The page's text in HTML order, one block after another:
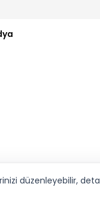
düzenleyebilir,